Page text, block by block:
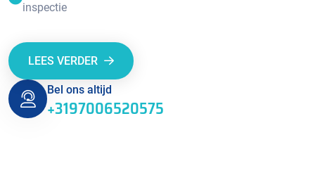
inspectie
LEES VERDER
Bel ons altijd
+3197006520575